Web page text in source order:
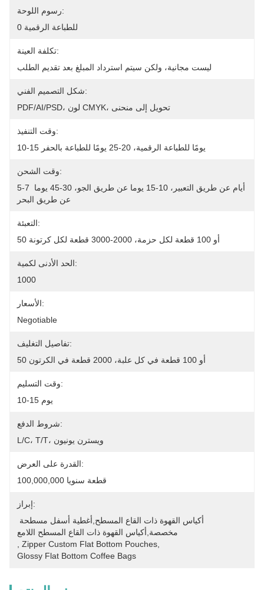
رسوم اللوحة:
0 للطباعة الرقمية
تكلفة العينة:
ليست مجانية، ولكن سيتم استرداد المبلغ بعد تقديم الطلب
شكل التصميم الفني:
PDF/AI/PSD، لون CMYK، تحويل إلى منحنى
وقت التنفيذ:
10-15 يومًا للطباعة الرقمية، 20-25 يومًا للطباعة بالحفر
وقت الشحن:
5-7 أيام عن طريق التعبير، 10-15 يوما عن طريق الجو، 30-45 يوما
عن طريق البحر
التعبئة:
50 أو 100 قطعة لكل حزمة، 2000-3000 قطعة لكل كرتونة
الحد الأدنى لكمية:
1000
الأسعار:
Negotiable
تفاصيل التغليف:
50 أو 100 قطعة في كل علبة، 2000 قطعة في الكرتون
وقت التسليم:
10-15 يوم
شروط الدفع:
L/C، T/T، ويسترن يونيون
القدرة على العرض:
100,000,000 قطعة سنويا
إبراز:
مخصصة,أكياس القهوة ذات القاع المسطح اللامع
Zipper Custom Flat Bottom Pouches
Glossy Flat Bottom Coffee Bags